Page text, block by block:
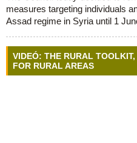
measures targeting individuals
Assad regime in Syria until 1
VIDEÓ: THE RURAL
FOR RURAL AREAS